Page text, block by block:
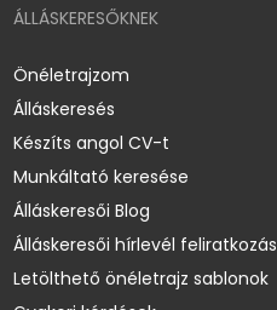
ÁLLÁSKERESŐKNEK
Önéletrajzom
Álláskeresés
Készíts angol CV-t
Munkáltató keresése
Álláskeresői Blog
Álláskeresői hírlevél feliratkozás
Letölthető önéletrajz sablonok